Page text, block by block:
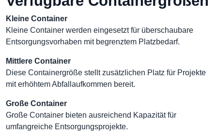
Kleine Container
Kleine Container werden eingesetzt für überschaubare
Entsorgungsvorhaben mit begrenztem Platzbedarf.
Mittlere Container
Diese Containergröße stellt zusätzlichen Platz für Projekte
mit erhöhtem Abfallaufkommen bereit.
Große Container
Große Container bieten ausreichend Kapazität für
umfangreiche Entsorgungsprojekte.